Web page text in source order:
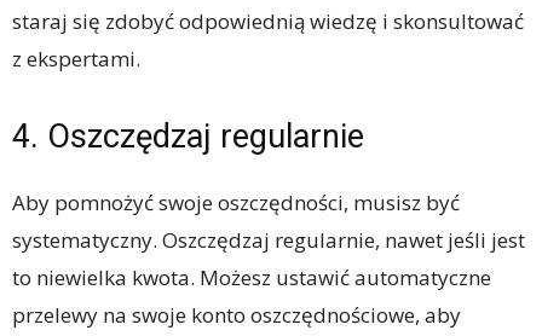
staraj się zdobyć odpowiednią wiedzę i skonsultować
z ekspertami.
4. Oszczędzaj regularnie
Aby pomnożyć swoje oszczędności, musisz być
systematyczny. Oszczędzaj regularnie, nawet jeśli jest
to niewielka kwota. Możesz ustawić automatyczne
przelewy na swoje konto oszczędnościowe, aby